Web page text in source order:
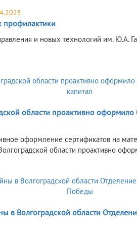
профилактики
и новых технологий им. Ю.А.
области проактивно
оформление сертификатов на
области проактивно
в Волгоградской области